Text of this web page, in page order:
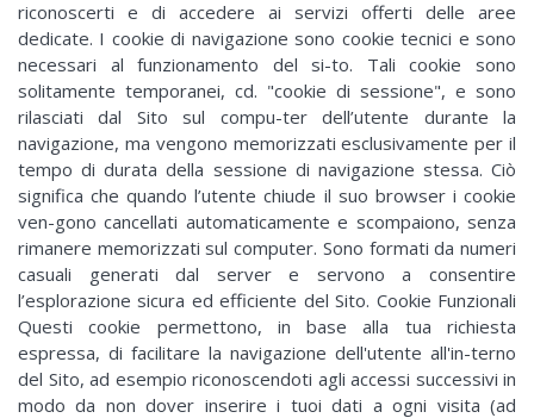
riconoscerti e di accedere ai servizi offerti delle aree
dedicate. I cookie di navigazione sono cookie tecnici e sono
necessari al funzionamento del si-to. Tali cookie sono
solitamente temporanei, cd. "cookie di sessione", e sono
rilasciati dal Sito sul compu-ter dell’utente durante la
navigazione, ma vengono memorizzati esclusivamente per il
tempo di durata della sessione di navigazione stessa. Ciò
significa che quando l’utente chiude il suo browser i cookie
ven-gono cancellati automaticamente e scompaiono, senza
rimanere memorizzati sul computer. Sono formati da numeri
casuali generati dal server e servono a consentire
l’esplorazione sicura ed efficiente del Sito. Cookie Funzionali
Questi cookie permettono, in base alla tua richiesta
espressa, di facilitare la navigazione dell'utente all'in-terno
del Sito, ad esempio riconoscendoti agli accessi successivi in
modo da non dover inserire i tuoi dati a ogni visita (ad